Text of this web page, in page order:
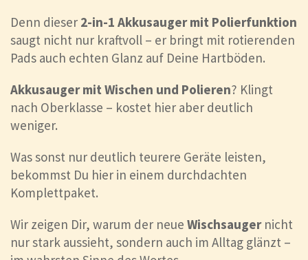
Denn dieser 2-in-1 Akkusauger mit Polierfunktion
saugt nicht nur kraftvoll – er bringt mit rotierenden
Pads auch echten Glanz auf Deine Hartböden.
Akkusauger mit Wischen und Polieren? Klingt
nach Oberklasse – kostet hier aber deutlich
weniger.
Was sonst nur deutlich teurere Geräte leisten,
bekommst Du hier in einem durchdachten
Komplettpaket.
Wir zeigen Dir, warum der neue Wischsauger nicht
nur stark aussieht, sondern auch im Alltag glänzt –